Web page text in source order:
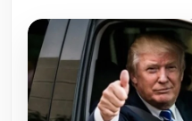
Toplum ve Yaşam
Sivil Toplum Kuruluşları
Kamu Kurumları ve Üst